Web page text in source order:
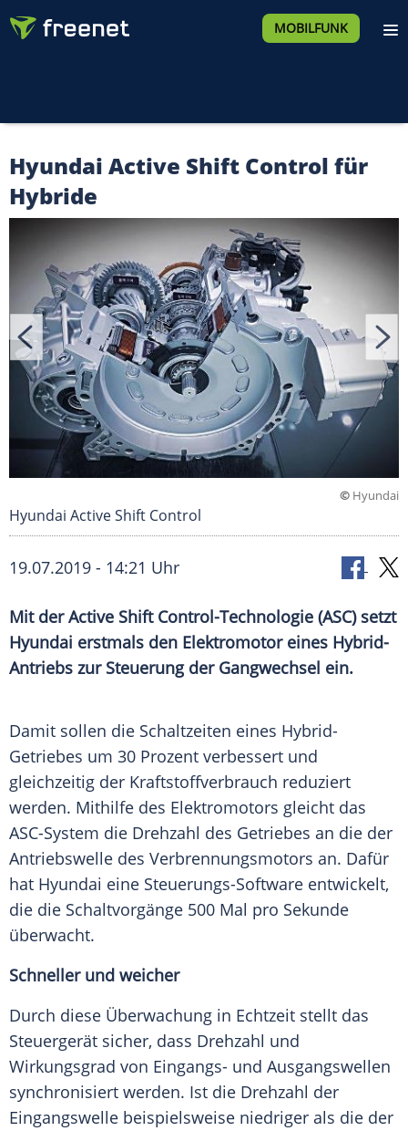
MOBILFUNK
Hyundai Active Shift Control für
Hybride
© Hyundai
Hyundai Active Shift Control
19.07.2019 - 14:21 Uhr
Mit der Active Shift Control-Technologie (ASC) setzt
Hyundai erstmals den Elektromotoreines Hybrid-
Antriebs zur Steuerung der Gangwechsel ein.
Damit sollen die Schaltzeiten eines Hybrid-
Getriebes um 30 Prozent verbessert und
gleichzeitig der Kraftstoffverbrauch reduziert
werden. Mithilfe des Elektromotors gleicht das
ASC-System die Drehzahl des Getriebes an die der
Antriebswelle des Verbrennungsmotors an. Dafür
hat Hyundai eine Steuerungs-Software entwickelt,
die die Schaltvorgänge 500 Mal pro Sekunde
überwacht.
Schneller und weicher
Durch diese Überwachung in Echtzeit stellt das
Steuergerät sicher, dass Drehzahl und
Wirkungsgrad von Eingangs- und Ausgangswellen
synchronisiert werden. Ist die Drehzahl der
Eingangswelle beispielsweise niedriger als die der